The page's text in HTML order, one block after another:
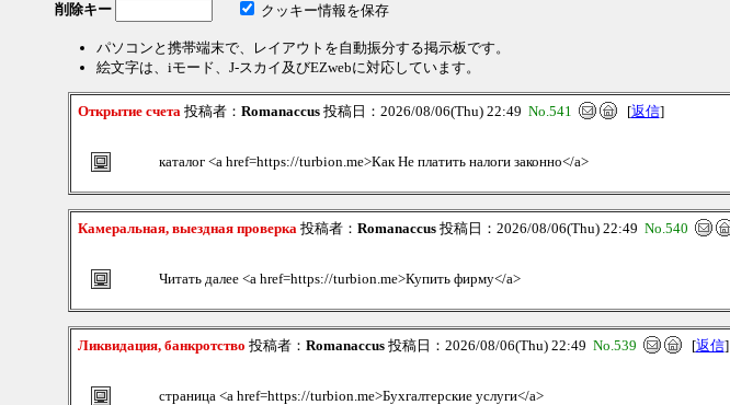
削除キー
クッキー情報を保存
パソコンと携帯端末で、レイアウトを自動振分する掲示板です。
絵文字は、iモード、J-スカイ及びEZwebに対応しています。
Открытие счета投稿者： Romanaccus投稿日：2026/08/06(Thu) 22:49 No.541 [返信]
каталог <a href=https://turbion.me>Как Не платить налоги законно</a>
Камеральная, выездная проверка投稿者： Romanaccus投稿日：2026/08/06(Thu) 22:49 No.540
Читать далее <a href=https://turbion.me>Купить фирму</a>
Ликвидация, банкротство 投稿者： Romanaccus投稿日：2026/08/06(Thu) 22:49 No.539 [返信]
страница <a href=https://turbion.me>Бухгалтерские услуги</a>